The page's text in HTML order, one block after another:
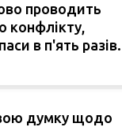
проводить
конфлікту,
в п'ять разів.
думку щодо